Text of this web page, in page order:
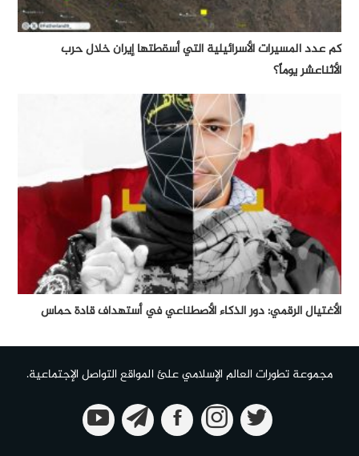
كم عدد المسيرات الأسرائيلية التي أسقطتها إيران خلال حرب
الأثناعشر يوماً؟
الأغتيال الرقمي: دور الذكاء الأصطناعي في أستهداف قادة حماس
مجموعة تطورات العالم الإسلامي علئ المواقع التواصل الإجتماعية.